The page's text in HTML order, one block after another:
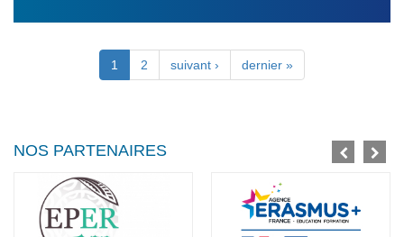
1 2 suivant › dernier »
NOS PARTENAIRES